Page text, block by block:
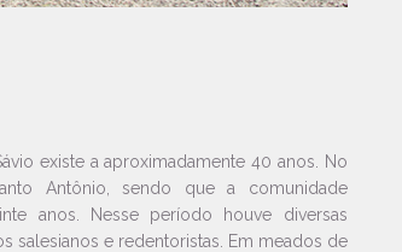
existe a aproximadamente 40 anos. No
Antônio, sendo que a comunidade
anos. Nesse período houve diversas
salesianos e redentoristas. Em meados de